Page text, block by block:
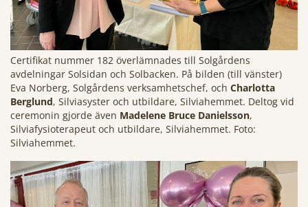
Certifikat nummer 182 överlämnades till Solgårdens
avdelningar Solsidan och Solbacken. På bilden (till vänster)
Eva Norberg, Solgårdens verksamhetschef, och Charlotta
Berglund, Silviasyster och utbildare, Silviahemmet. Deltog vid
ceremonin gjorde även Madelene Bruce Danielsson,
Silviafysioterapeut och utbildare, Silviahemmet. Foto:
Silviahemmet.